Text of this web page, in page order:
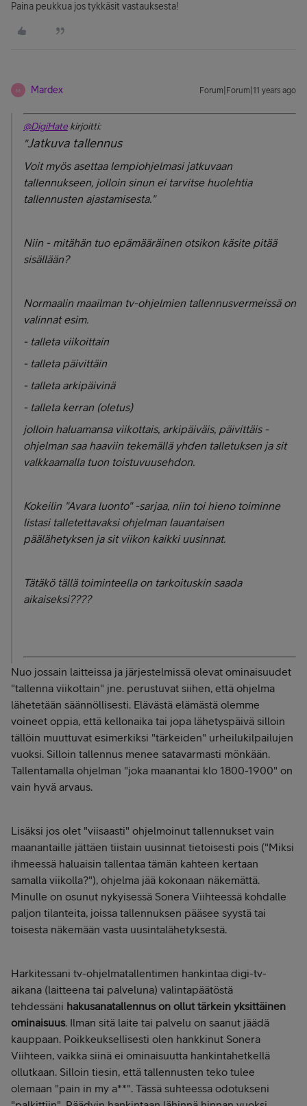
Paina peukkua jos tykkäsit vastauksesta!
M Mardex Forum|Forum|11 years ago
@DigiHate kirjoitti:
"Jatkuva tallennus
Voit myös asettaa lempiohjelmasi jatkuvaan
tallennukseen, jolloin sinun ei tarvitse huolehtia
tallennusten ajastamisesta."
Niin - mitähän tuo epämääräinen otsikon käsite pitää
sisällään?
Normaalin maailman tv-ohjelmien tallennusvermeissä on
valinnat esim.
- talleta viikoittain
- talleta päivittäin
- talleta arkipäivinä
- talleta kerran (oletus)
jolloin haluamansa viikottais, arkipäiväis, päivittäis -
ohjelman saa haaviin tekemällä yhden talletuksen ja sit
valkkaamalla tuon toistuvuusehdon.
Kokeilin "Avara luonto" -sarjaa, niin toi hieno toiminne
listasi talletettavaksi ohjelman lauantaisen
päälähetyksen ja sit viikon kaikki uusinnat.
Tätäkö tällä toiminteella on tarkoituskin saada
aikaiseksi????
Nuo jossain laitteissa ja järjestelmissä olevat ominaisuudet
"tallenna viikottain" jne. perustuvat siihen, että ohjelma
lähetetään säännöllisesti. Elävästä elämästä olemme
voineet oppia, että kellonaika tai jopa lähetyspäivä silloin
tällöin muuttuvat esimerkiksi "tärkeiden" urheilukilpailujen
vuoksi. Silloin tallennus menee satavarmasti mönkään.
Tallentamalla ohjelman "joka maanantai klo 1800-1900" on
vain hyvä arvaus.
Lisäksi jos olet "viisaasti" ohjelmoinut tallennukset vain
maanantaille jättäen tiistain uusinnat tietoisesti pois ("Miksi
ihmeessä haluaisin tallentaa tämän kahteen kertaan
samalla viikolla?"), ohjelma jää kokonaan näkemättä.
Minulle on osunut nykyisessä Sonera Viihteessä kohdalle
paljon tilanteita, joissa tallennuksen pääsee syystä tai
toisesta näkemään vasta uusintalähetyksestä.
Harkitessani tv-ohjelmatallentimen hankintaa digi-tv-
aikana (laitteena tai palveluna) valintapäätöstä
tehdessäni hakusanatallennus on ollut tärkein yksittäinen
ominaisuus. Ilman sitä laite tai palvelu on saanut jäädä
kauppaan. Poikkeuksellisesti olen hankkinut Sonera
Viihteen, vaikka siinä ei ominaisuutta hankintahetkellä
ollutkaan. Silloin tiesin, että tallennusten teko tulee
olemaan "pain in my a**". Tässä suhteessa odotukseni